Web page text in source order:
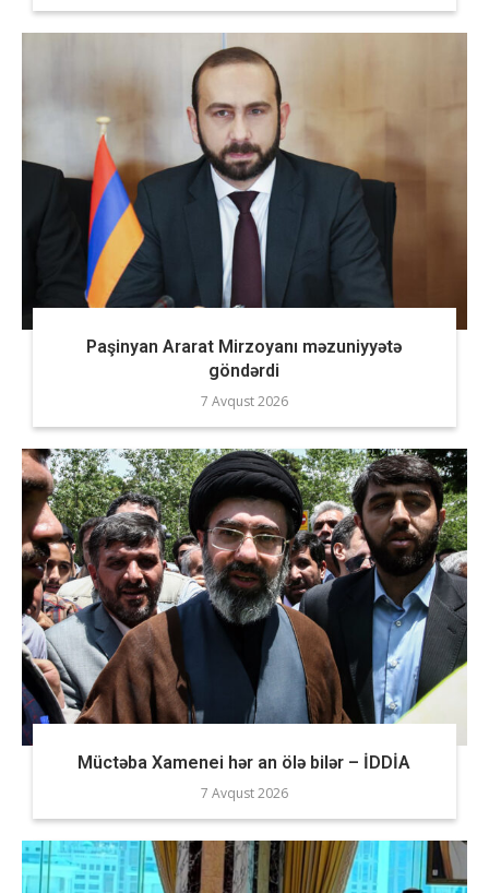
Paşinyan Ararat Mirzoyanı məzuniyyətə
göndərdi
7 Avqust 2026
Müctəba Xamenei hər an ölə bilər – İDDİA
7 Avqust 2026